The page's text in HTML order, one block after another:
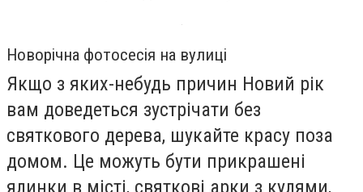
Новорічна фотосесія на вулиці
Якщо з яких-небудь причин Новий рік
вам доведеться зустрічати без
святкового дерева, шукайте красу поза
домом. Це можуть бути прикрашені
ялинки в місті, святкові арки з кулями,